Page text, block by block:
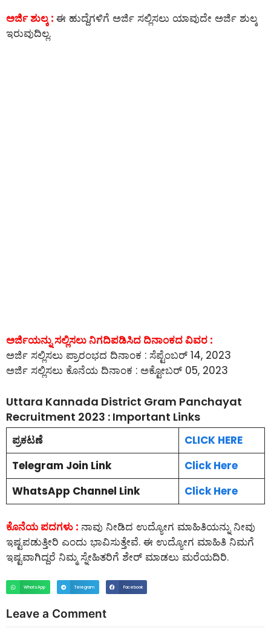
ಅರ್ಜಿ ಶುಲ್ಕ : ಈ ಹುದ್ದೆಗಳಿಗೆ ಅರ್ಜಿ ಸಲ್ಲಿಸಲು ಯಾವುದೇ ಅರ್ಜಿ ಶುಲ್ಕ
ಇರುವುದಿಲ್ಲ.
ಅರ್ಜಿಯನ್ನು ಸಲ್ಲಿಸಲು ನಿಗದಿಪಡಿಸಿದ ದಿನಾಂಕದ ವಿವರ :
ಅರ್ಜಿ ಸಲ್ಲಿಸಲು ಪ್ರಾರಂಭದ ದಿನಾಂಕ : ಸೆಪ್ಟೆಂಬರ್ 14, 2023
ಅರ್ಜಿ ಸಲ್ಲಿಸಲು ಕೊನೆಯ ದಿನಾಂಕ : ಅಕ್ಟೋಬರ್ 05, 2023
Uttara Kannada District Gram Panchayat
Recruitment 2023 : Important Links
ಪ್ರಕಟಣೆ
CLICK HERE
Telegram Join Link
Click Here
WhatsApp Channel Link
Click Here
ಕೊನೆಯ ಪದಗಳು : ನಾವು ನೀಡಿದ ಉದ್ಯೋಗ ಮಾಹಿತಿಯನ್ನು ನೀವು
ಇಷ್ಟಪಡುತ್ತೀರಿ ಎಂದು ಭಾವಿಸುತ್ತೇವೆ. ಈ ಉದ್ಯೋಗ ಮಾಹಿತಿ ನಿಮಗೆ
ಇಷ್ಟವಾಗಿದ್ದರೆ ನಿಮ್ಮ ಸ್ನೇಹಿತರಿಗೆ ಶೇರ್ ಮಾಡಲು ಮರೆಯದಿರಿ.
WhatsApp Telegram Facebook
Leave a Comment